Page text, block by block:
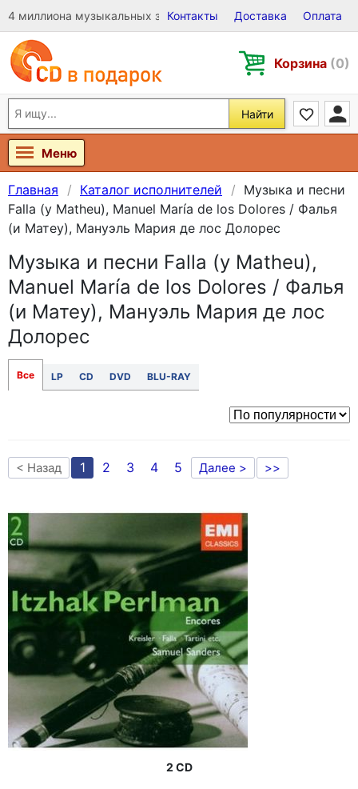
4 миллиона музыкальных записей на Виниле, CD и DVD
Контакты Доставка Оплата
Корзина (0)
Найти
Меню
Главная Каталог исполнителей
Музыка и песни
Falla (y Matheu), Manuel María de los Dolores / Фалья
(и Матеу), Мануэль Мария де лос Долорес
Музыка и песни Falla (y Matheu),
Manuel María de los Dolores / Фалья
(и Матеу), Мануэль Мария де лос
Долорес
Все LP CD DVD BLU-RAY
< Назад 1 2 3 4 5 Далее > >>
2 CD